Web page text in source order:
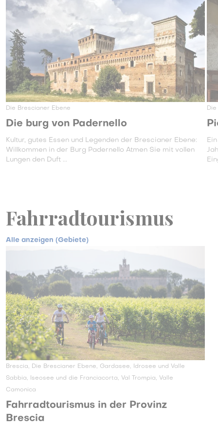
Die Brescianer Ebene
Die burg von Padernello
Kultur, gutes Essen und Legenden der Brescianer Ebene:
Willkommen in der Burg Padernello Atmen Sie mit vollen
Lungen den Duft ...
Fahrradtourismus
Alle anzeigen (Gebiete)
Brescia, Die Brescianer Ebene, Gardasee, Idrosee und Valle
Sabbia, Iseosee und die Franciacorta, Val Trompia, Valle
Camonica
Fahrradtourismus in der Provinz
Brescia